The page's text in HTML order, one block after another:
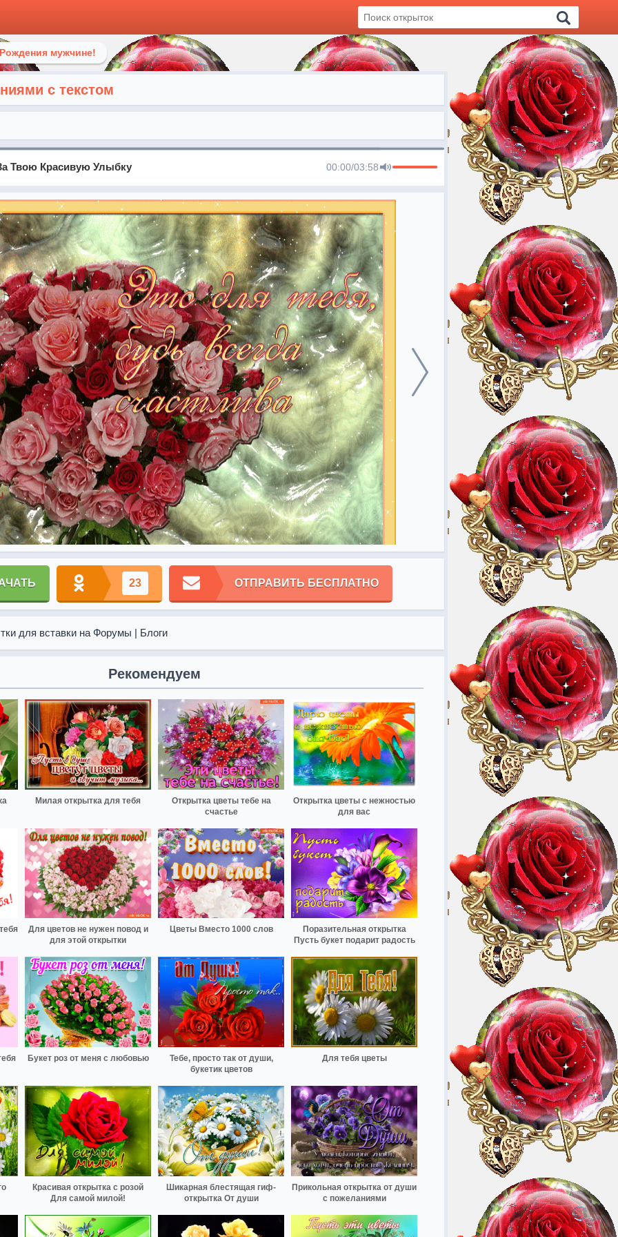
мужчине!
с текстом
Твою Красивую Улыбку 00:00/03:58
23 ОТПРАВИТЬ БЕСПЛАТНО
для вставки на Форумы | Блоги
Рекомендуем
Милая открытка для тебя
Открытка цветы тебе на
счастье
Открытка цветы с нежностью
для вас
Для цветов не нужен повод и
для этой открытки
Цветы Вместо 1000 слов
Поразительная открытка
Пусть букет подарит радость
Букет роз от меня с любовью
Тебе, просто так от души,
букетик цветов
Для тебя цветы
Красивая открытка с розой
Для самой милой!
Шикарная блестящая гиф-
открытка От души
Прикольная открытка от души
с пожеланиями